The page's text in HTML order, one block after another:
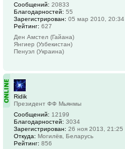
Сообщений: 20833
Благодарностей: 55
Зарегистрирован: 05 мар 2010, 20:34
Рейтинг: 627
Ден Амстел (Гайана)
Янгиер (Узбекистан)
Пенуэл (Украина)
Ridik
Президент ФФ Мьянмы
Сообщений: 12199
Благодарностей: 3034
Зарегистрирован: 26 ноя 2013, 21:25
Откуда: Могилёв, Беларусь
Рейтинг: 856